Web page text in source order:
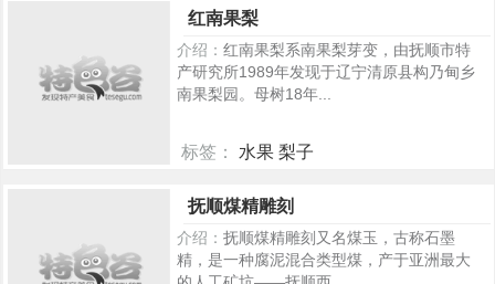
红南果梨
介绍： 红南果梨系南果梨芽变，由抚顺市特
产研究所1989年发现于辽宁清原县构乃甸乡
南果梨园。母树18年...
标签： 水果 梨子
抚顺煤精雕刻
介绍： 抚顺煤精雕刻又名煤玉，古称石墨
精，是一种腐泥混合类型煤，产于亚洲最大